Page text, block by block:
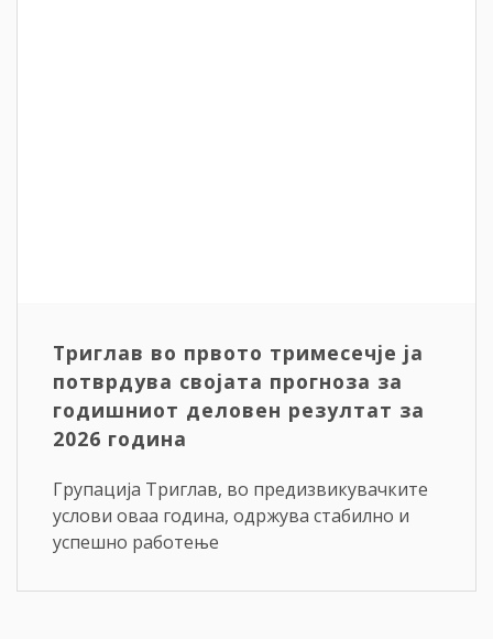
Триглав во првото тримесечје ја
потврдува својата прогноза за
годишниот деловен резултат за
2026 година
Групација Триглав, во предизвикувачките
услови оваа година, одржува стабилно и
успешно работење